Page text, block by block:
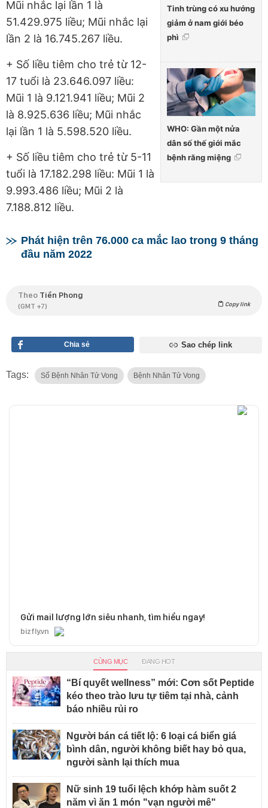
Tinh trùng có xu hướng
giảm ở nam giới béo
phì
WHO: Gần một nửa
dân số thế giới mắc
bệnh răng miệng
Mũi nhắc lại lần 1 là
51.429.975 liều; Mũi nhắc lại
lần 2 là 16.745.267 liều.
+ Số liều tiêm cho trẻ từ 12-
17 tuổi là 23.646.097 liều:
Mũi 1 là 9.121.941 liều; Mũi 2
là 8.925.636 liều; Mũi nhắc
lại lần 1 là 5.598.520 liều.
+ Số liều tiêm cho trẻ từ 5-11
tuổi là 17.182.298 liều: Mũi 1 là
9.993.486 liều; Mũi 2 là
7.188.812 liều.
Phát hiện trên 76.000 ca mắc lao trong 9 tháng
đầu năm 2022
Theo Tiền Phong
(GMT +7) Copy link
Chia sẻ Sao chép link
Tags: Số Bệnh Nhân Tử Vong Bệnh Nhân Tử Vong
Gửi mail lượng lớn siêu nhanh, tìm hiểu ngay!
bizfly.vn
CÙNG MỤC ĐANG HOT
“Bí quyết wellness” mới: Cơn sốt Peptide
kéo theo trào lưu tự tiêm tại nhà, cảnh
báo nhiều rủi ro
Người bán cá tiết lộ: 6 loại cá biển giá
bình dân, người không biết hay bỏ qua,
người sành lại thích mua
Nữ sinh 19 tuổi lệch khớp hàm suốt 2
năm vì ăn 1 món "vạn người mê"